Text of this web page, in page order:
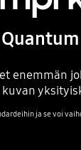
Quantum
ja se voi